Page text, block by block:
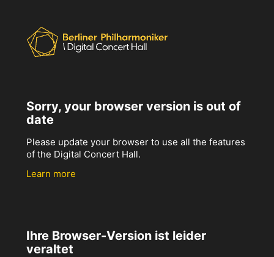
Sorry, your browser version is out of
date
Please update your browser to use all the features
of the Digital Concert Hall.
Learn more
Ihre Browser-Version ist leider
veraltet